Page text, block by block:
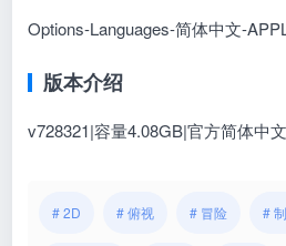
Options-Languages-简体中文-
版本介绍
v728321|容量4.08GB|官方简体中
# 2D # 俯视 # 冒险 #